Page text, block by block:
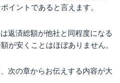
イントであると言えます。
返済総額が他社と同程度になる
が安くことはほぼありません。
次の章からお伝えする内容が大